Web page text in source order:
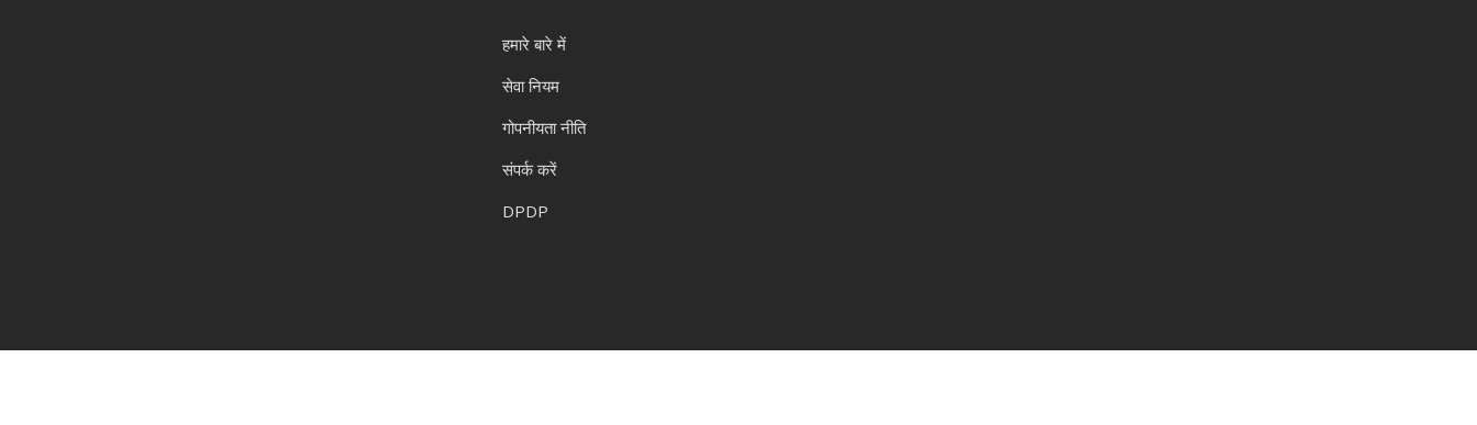
हमारे बारे में
सेवा नियम
गोपनीयता नीति
संपर्क करें
DPDP